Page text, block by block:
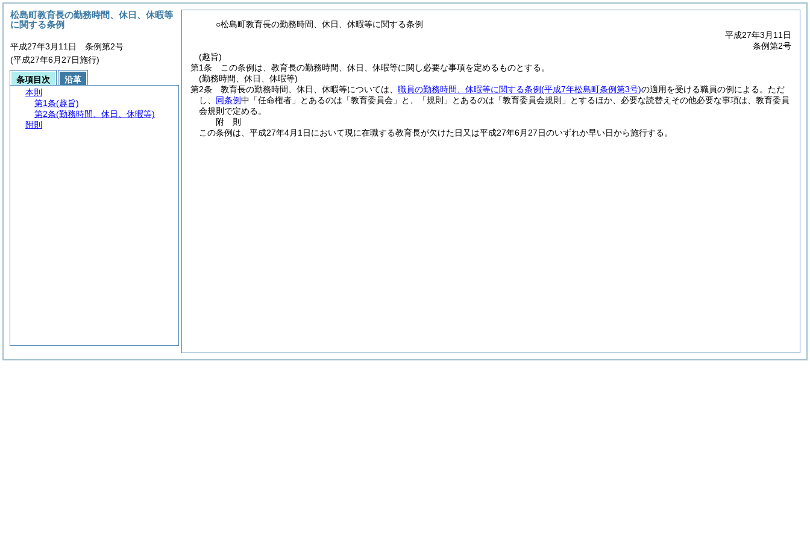
○松島町教育長の勤務時間、休日、休暇等に関する条例
平成27年3月11日
条例第2号
(趣旨)
第1条
この条例は、教育長の勤務時間、休日、休暇等に関し必要な事項を定めるものとする。
(勤務時間、休日、休暇等)
第2条
教育長の勤務時間、休日、休暇等については、 職員の勤務時間、休暇等に関する条例(平成7年松島町条例第3号)の適用を受ける職員の例による。 ただ
し、 同条例中「任命権者」とあるのは「教育委員会」と、「規則」とあるのは「教育委員会規則」とするほか、必要な読替えその他必要な事項は、教育委員
会規則で定める。
附 則
この条例は、平成27年4月1日において現に在職する教育長が欠けた日又は平成27年6月27日のいずれか早い日から施行する。
松島町教育長の勤務時間、休日、休暇等
に関する条例
平成27年3月11日 条例第2号
(平成27年6月27日施行)
条項目次
沿革
本則
第1条(趣旨)
第2条(勤務時間、休日、休暇等)
附則